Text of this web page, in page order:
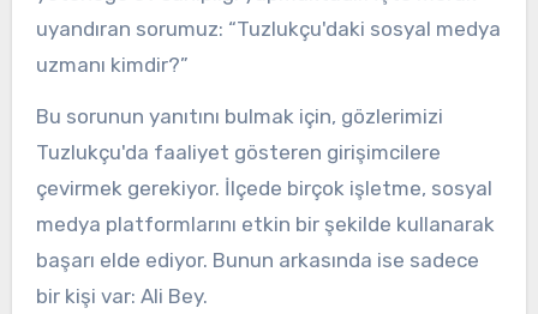
uyandıran sorumuz: “Tuzlukçu'daki sosyal medya
uzmanı kimdir?”
Bu sorunun yanıtını bulmak için, gözlerimizi
Tuzlukçu'da faaliyet gösteren girişimcilere
çevirmek gerekiyor. İlçede birçok işletme, sosyal
medya platformlarını etkin bir şekilde kullanarak
başarı elde ediyor. Bunun arkasında ise sadece
bir kişi var: Ali Bey.